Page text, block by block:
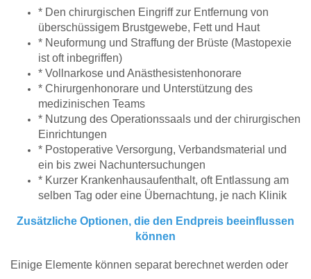
* Den chirurgischen Eingriff zur Entfernung von
überschüssigem Brustgewebe, Fett und Haut
* Neuformung und Straffung der Brüste (Mastopexie
ist oft inbegriffen)
* Vollnarkose und Anästhesistenhonorare
* Chirurgenhonorare und Unterstützung des
medizinischen Teams
* Nutzung des Operationssaals und der chirurgischen
Einrichtungen
* Postoperative Versorgung, Verbandsmaterial und
ein bis zwei Nachuntersuchungen
* Kurzer Krankenhausaufenthalt, oft Entlassung am
selben Tag oder eine Übernachtung, je nach Klinik
Zusätzliche Optionen, die den Endpreis beeinflussen
können
Einige Elemente können separat berechnet werden oder